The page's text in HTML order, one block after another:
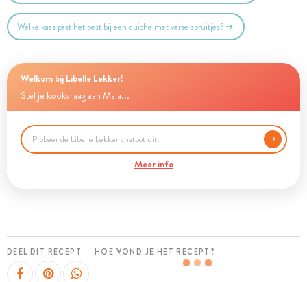
Welke kaas past het best bij een quiche met verse spruitjes?
Welkom bij Libelle Lekker!
Stel je kookvraag aan Maia...
Meer info
DEEL DIT RECEPT HOE VOND JE HET RECEPT?